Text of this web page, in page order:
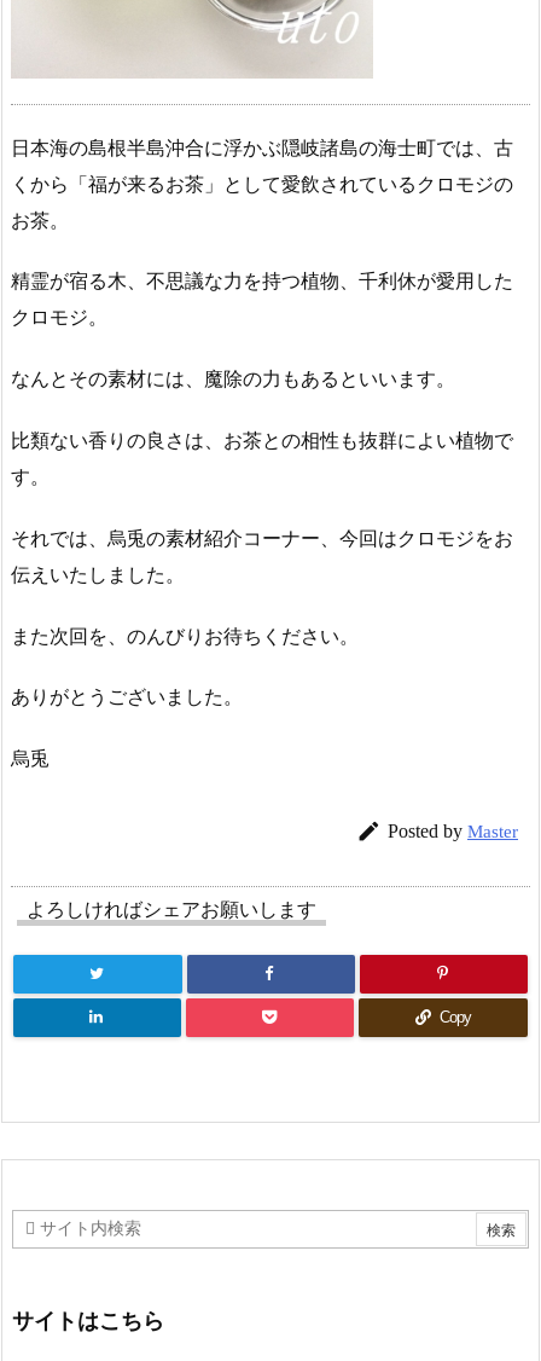
日本海の島根半島沖合に浮かぶ隠岐諸島の海士町では、古
くから「福が来るお茶」として愛飲されているクロモジの
お茶。
精霊が宿る木、不思議な力を持つ植物、千利休が愛用した
クロモジ。
なんとその素材には、魔除の力もあるといいます。
比類ない香りの良さは、お茶との相性も抜群によい植物で
す。
それでは、烏兎の素材紹介コーナー、今回はクロモジをお
伝えいたしました。
また次回を、のんびりお待ちください。
ありがとうございました。
烏兎
 Posted by Master
よろしければシェアお願いします
Copy
サイトはこちら